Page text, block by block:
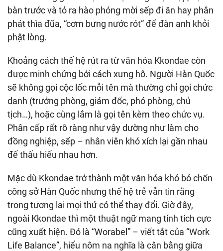
bàn trước và tỏ ra hào phóng mời sếp đi ăn hay phân
phát thìa đũa, “cơm bưng nước rót” để đàn anh khỏi
phật lòng.
Khoảng cách thế hệ rút ra từ văn hóa Kkondae còn
được minh chứng bởi cách xưng hô. Người Hàn Quốc
sẽ không gọi cộc lốc mỗi tên mà thường chỉ gọi chức
danh (trưởng phòng, giám đốc, phó phòng, chủ
tịch…), hoặc cùng lắm là gọi tên kèm theo chức vụ.
Phân cấp rất rõ ràng như vậy dường như làm cho
đồng nghiệp, sếp – nhân viên khó xích lại gần nhau
để thấu hiểu nhau hơn.
Mặc dù Kkondae trở thành một văn hóa khó bỏ chốn
công sở Hàn Quốc nhưng thế hệ trẻ vẫn tin rằng
trong tương lai mọi thứ có thể thay đổi. Giờ đây,
ngoài Kkondae thì một thuật ngữ mang tính tích cực
cũng xuất hiện. Đó là “Worabel” – viết tắt của “Work
Life Balance”, hiểu nôm na nghĩa là cân bằng giữa